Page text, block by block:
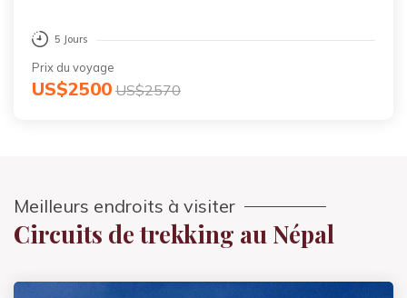
5 Jours
Prix du voyage
US$2500 US$2570
Meilleurs endroits à visiter
Circuits de trekking au Népal